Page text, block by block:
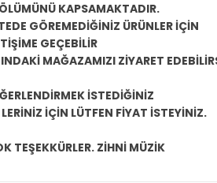
KAPSAMAKTADIR.
GÖREMEDİĞİNİZ ÜRÜNLER İÇİN
GEÇEBİLİR
MAĞAZAMIZI ZİYARET
İSTEDİĞİNİZ
İÇİN LÜTFEN FİYAT İSTEYİNİZ.
TEŞEKKÜRLER. ZİHNİ MÜZİK